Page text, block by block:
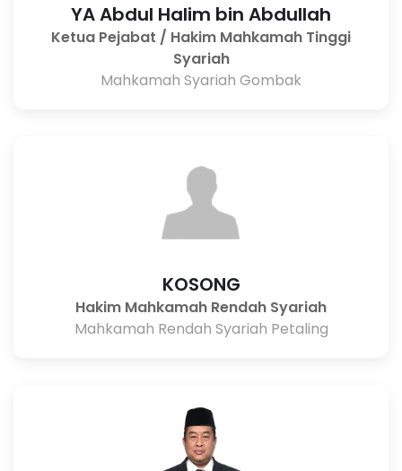
YA Abdul Halim bin Abdullah
Ketua Pejabat / Hakim Mahkamah Tinggi
Syariah
Mahkamah Syariah Gombak
KOSONG
Hakim Mahkamah Rendah Syariah
Mahkamah Rendah Syariah Petaling